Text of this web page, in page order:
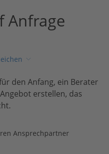
Anfrage
den Anfang, ein Berater
erstellen, das
Ansprechpartner